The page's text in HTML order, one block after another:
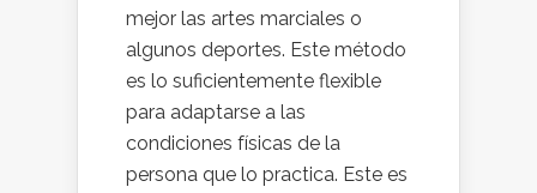
mejor las artes marciales o
algunos deportes. Este método
es lo suficientemente flexible
para adaptarse a las
condiciones físicas de la
persona que lo practica. Este es